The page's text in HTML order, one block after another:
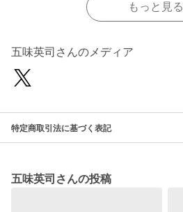
もっと見る
五味英司さんのメディア
特定商取引法に基づく表記
五味英司さんの投稿